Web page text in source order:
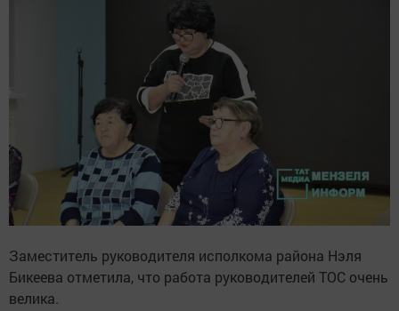
Заместитель руководителя исполкома района Нэля
Бикеева отметила, что работа руководителей ТОС очень
велика.